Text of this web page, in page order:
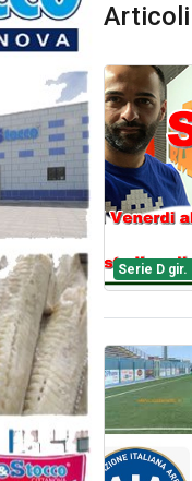
Articoli
Serie D gir. I